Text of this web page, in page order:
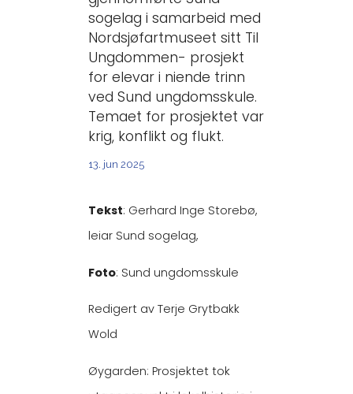
sogelag i samarbeid med
Nordsjøfartmuseet sitt Til
Ungdommen- prosjekt
for elevar i niende trinn
ved Sund ungdomsskule.
Temaet for prosjektet var
krig, konflikt og flukt.
13. jun 2025
Tekst: Gerhard Inge Storebø,
leiar Sund sogelag,
Foto: Sund ungdomsskule
Redigert av Terje Grytbakk
Wold
Øygarden: Prosjektet tok